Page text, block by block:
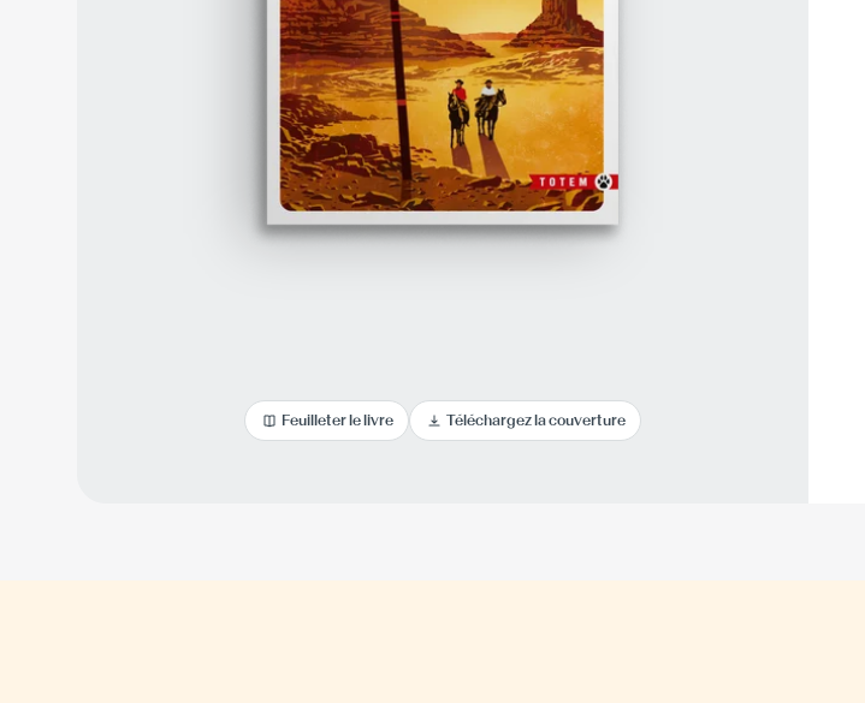
Feuilleter le livre Téléchargez la couverture